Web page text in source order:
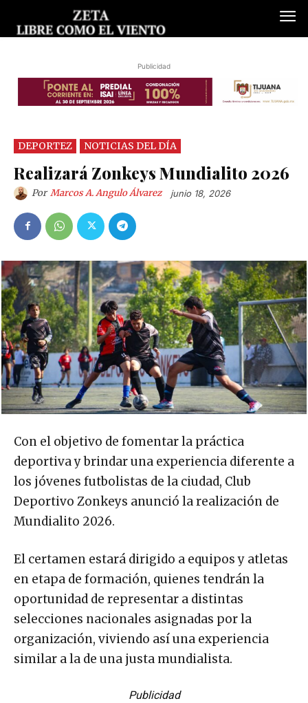
Publicidad
DEPORTEZ NOTICIAS DEL DÍA
Realizará Zonkeys Mundialito 2026
Por Marcos A. Angulo Álvarez junio 18, 2026
Con el objetivo de fomentar la práctica
deportiva y brindar una experiencia diferente a
los jóvenes futbolistas de la ciudad, Club
Deportivo Zonkeys anunció la realización de
Mundialito 2026.
El certamen estará dirigido a equipos y atletas
en etapa de formación, quienes tendrán la
oportunidad de representar a distintas
selecciones nacionales asignadas por la
organización, viviendo así una experiencia
similar a la de una justa mundialista.
Publicidad